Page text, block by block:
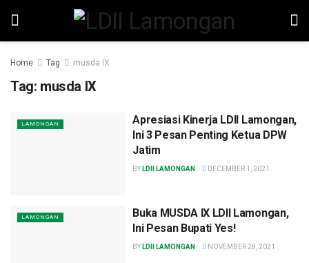
Home Tag musda IX
Tag: musda IX
LAMONGAN
Apresiasi Kinerja LDII Lamongan,
Ini 3 Pesan Penting Ketua DPW
Jatim
BY LDII LAMONGAN DECEMBER 1, 2021
LAMONGAN
Buka MUSDA IX LDII Lamongan,
Ini Pesan Bupati Yes!
BY LDII LAMONGAN NOVEMBER 28, 2021